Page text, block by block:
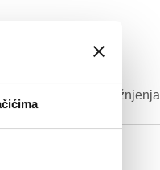
Snaga pražnjenja